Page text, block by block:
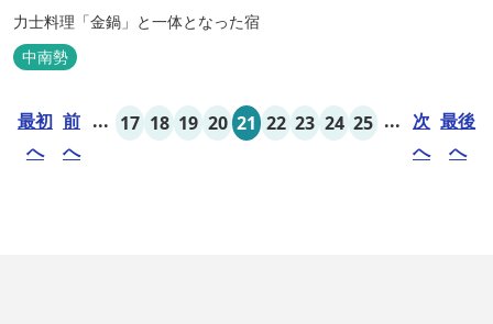
力士料理「金鍋」と一体となった宿
中南勢
最初
へ
前
へ
... 17 18 19 20 21 22 23 24 25 ... 次
へ
最後
へ